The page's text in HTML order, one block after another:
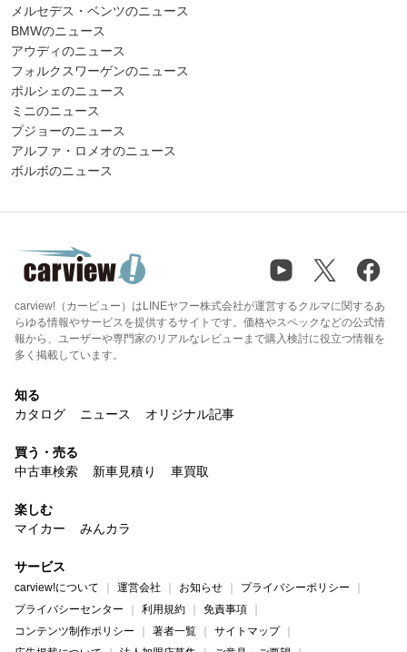
メルセデス・ベンツのニュース
BMWのニュース
アウディのニュース
フォルクスワーゲンのニュース
ポルシェのニュース
ミニのニュース
プジョーのニュース
アルファ・ロメオのニュース
ボルボのニュース
carview!（カービュー）はLINEヤフー株式会社が運営するクルマに関するあ
らゆる情報やサービスを提供するサイトです。価格やスペックなどの公式情
報から、ユーザーや専門家のリアルなレビューまで購入検討に役立つ情報を
多く掲載しています。
知る
カタログ
ニュース オリジナル記事
買う・売る
中古車検索
新車見積り 車買取
楽しむ
マイカー
みんカラ
サービス
carview!について 運営会社 お知らせ
プライバシーポリシー
プライバシーセンター
利用規約
免責事項
コンテンツ制作ポリシー
著者一覧
サイトマップ